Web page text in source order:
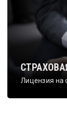
Лицензия на